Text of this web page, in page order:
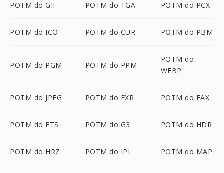
POTM do GIF POTM do TGA POTM do PCX
POTM do ICO POTM do CUR POTM do PBM
POTM do PGM POTM do PPM
POTM do
WEBP
POTM do JPEG POTM do EXR POTM do FAX
POTM do FTS POTM do G3 POTM do HDR
POTM do HRZ POTM do IPL POTM do MAP